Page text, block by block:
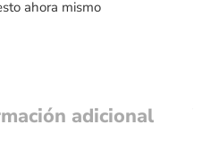
ahora mismo
adicional